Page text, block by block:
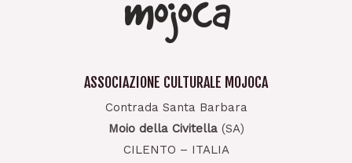
ASSOCIAZIONE CULTURALE MOJOCA
Contrada Santa Barbara
Moio della Civitella (SA)
CILENTO – ITALIA